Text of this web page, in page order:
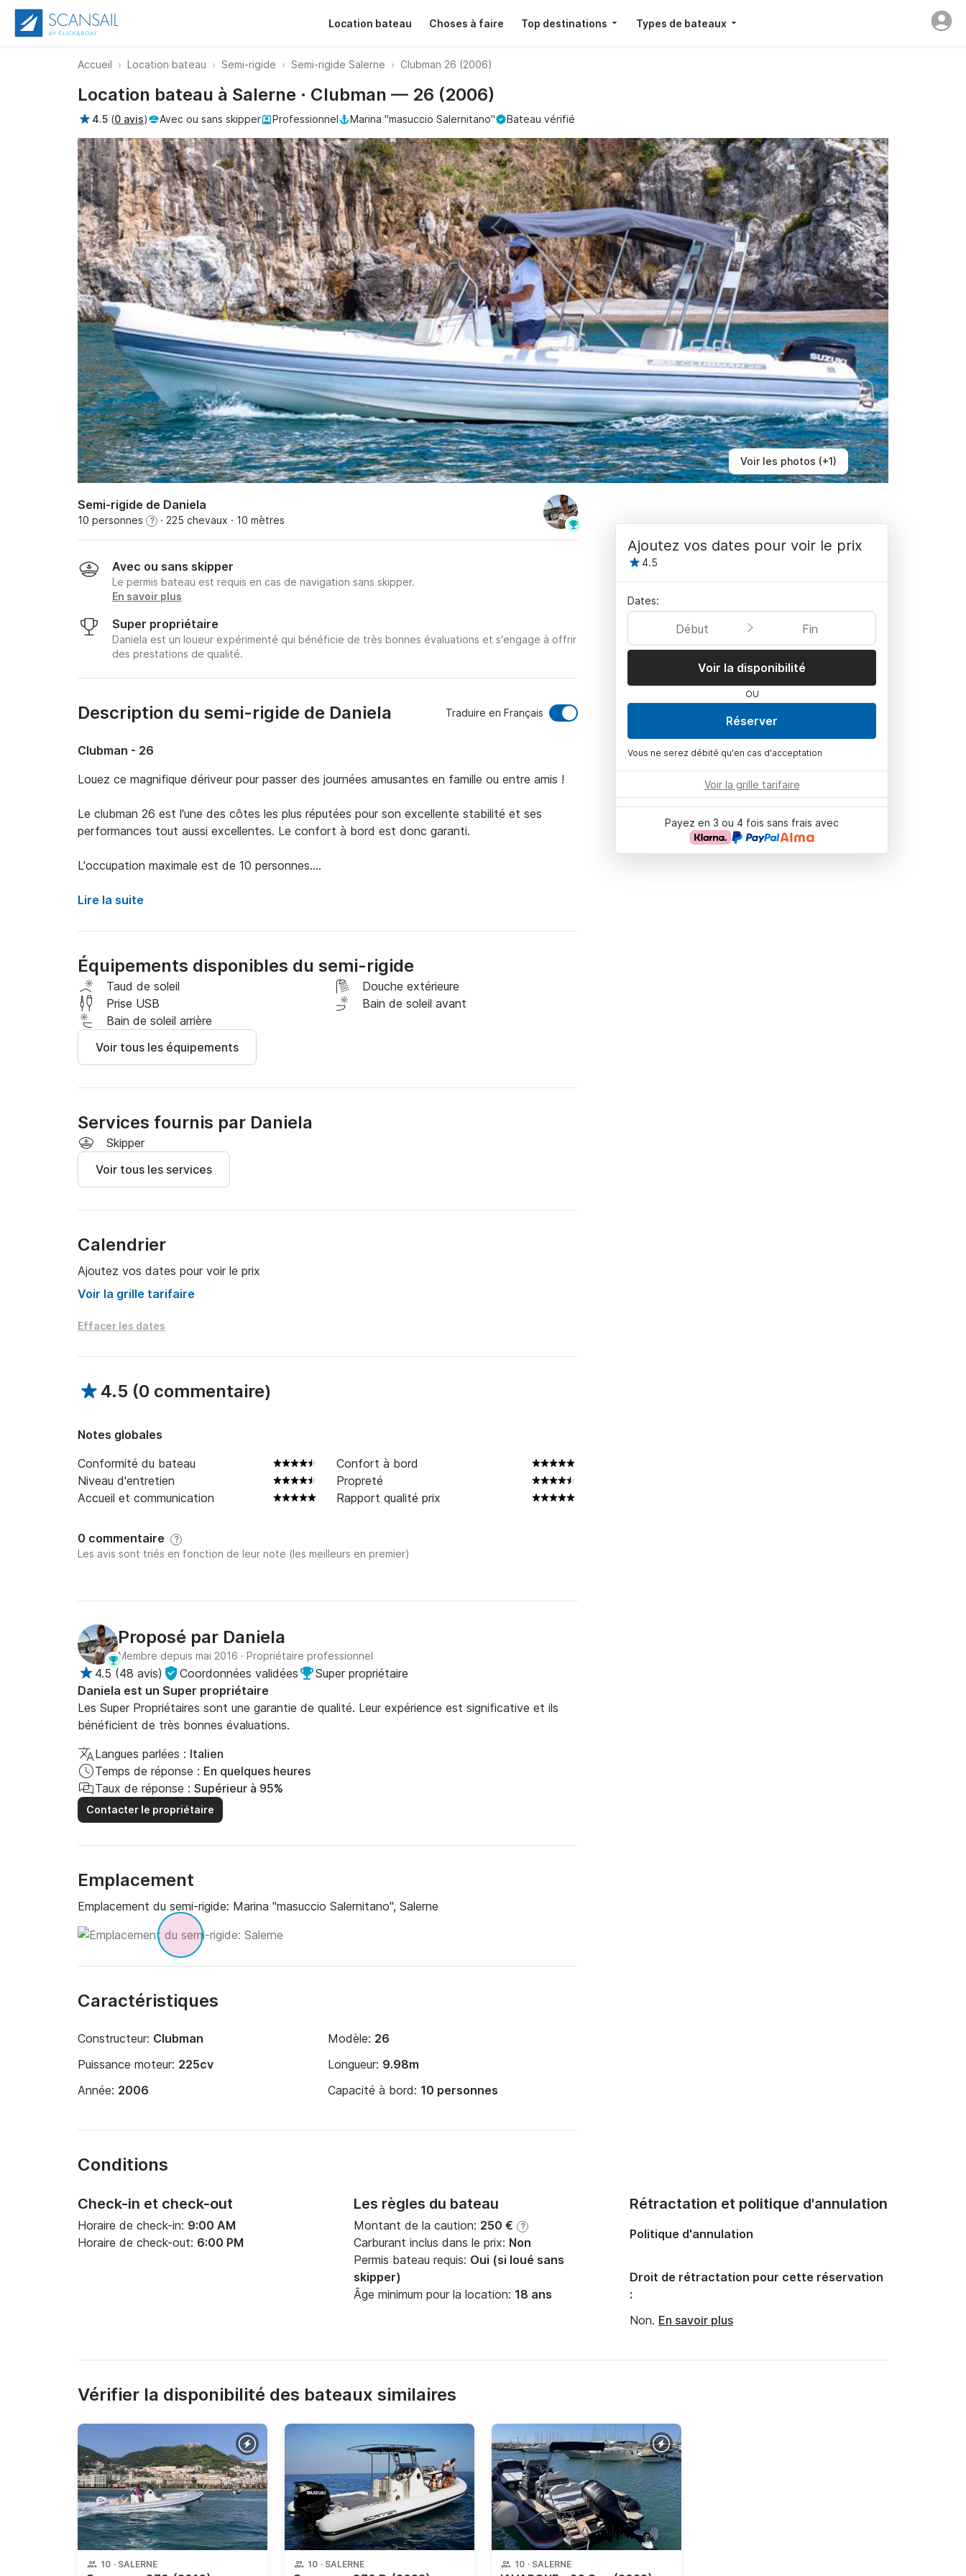
Location bateau Choses à faire Top destinations Types de bateaux
Accueil Location bateau Semi-rigide Semi-rigide Salerne Clubman 26 (2006)
Voir les photos (+1)
Location bateau à Salerne · Clubman — 26 (2006)
4.5 (0 avis) Avec ou sans skipper Professionnel Marina "masuccio Salernitano" Bateau vérifié
Semi-rigide de Daniela
10 personnes ? · 225 chevaux · 10 mètres
Avec ou sans skipper
Le permis bateau est requis en cas de navigation sans skipper.
En savoir plus
Super propriétaire
Daniela est un loueur expérimenté qui bénéficie de très bonnes évaluations et s'engage à offrir
des prestations de qualité.
Description du semi-rigide de Daniela Traduire en Français
Clubman - 26
Louez ce magnifique dériveur pour passer des journées amusantes en famille ou entre amis !
Le clubman 26 est l'une des côtes les plus réputées pour son excellente stabilité et ses
performances tout aussi excellentes. Le confort à bord est donc garanti.
L'occupation maximale est de 10 personnes.
Pour pouvoir louer ce bateau, un permis bateau est requis car il est propulsé par un moteur
Depuis notre base de Salerne, vous pourrez profiter des incroyables paysages que seule la
côte amalfitaine peut offrir.
Le dériveur peut être loué à la journée ou même pour toute la saison !
réserver vos belles vacances !
Lire la suite
Équipements disponibles du semi-rigide
Taud de soleil
Douche extérieure
Prise USB
Bain de soleil avant
Bain de soleil arrière
Voir tous les équipements
Services fournis par Daniela
Skipper
Voir tous les services
Calendrier
Ajoutez vos dates pour voir le prix
Voir la grille tarifaire
Effacer les dates
4.5 (0 commentaire)
Notes globales
Conformité du bateau
Confort à bord
Niveau d'entretien
Propreté
Accueil et communication
Rapport qualité prix
0 commentaire ?
Les avis sont triés en fonction de leur note (les meilleurs en premier)
Proposé par Daniela
Membre depuis mai 2016 · Propriétaire professionnel
4.5 (48 avis) Coordonnées validées
Super propriétaire
Daniela est un Super propriétaire
Les Super Propriétaires sont une garantie de qualité. Leur expérience est significative et ils
bénéficient de très bonnes évaluations.
Langues parlées : Italien
Temps de réponse : En quelques heures
Taux de réponse : Supérieur à 95%
Contacter le propriétaire
Emplacement
Emplacement du semi-rigide: Marina "masuccio Salernitano", Salerne
Caractéristiques
Constructeur: Clubman Modèle: 26
Puissance moteur: 225cv Longueur: 9.98m
Année: 2006 Capacité à bord: 10 personnes
Ajoutez vos dates pour voir le prix
4.5
Dates:
Début Fin
Voir la disponibilité
OU
Réserver
Vous ne serez débité qu'en cas d'acceptation
Voir la grille tarifaire
Payez en 3 ou 4 fois sans frais avec
Conditions
Check-in et check-out
Horaire de check-in: 9:00 AM
Horaire de check-out: 6:00 PM
Les règles du bateau
Montant de la caution: 250 € ?
Carburant inclus dans le prix: Non
Permis bateau requis: Oui (si loué sans
skipper)
Âge minimum pour la location: 18 ans
Rétractation et politique d'annulation
Politique d'annulation
Droit de rétractation pour cette réservation
:
Non. En savoir plus
Vérifier la disponibilité des bateaux similaires
10 · SALERNE 10 · SALERNE 10 · SALERNE